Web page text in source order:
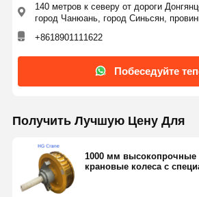
140 метров к северу от дороги
город Чанюань, город Синьсян,
+8618901111622
Побеседуйте
Получить Лучшую Цену Для
1000 мм высокопрочные
крановые колеса с